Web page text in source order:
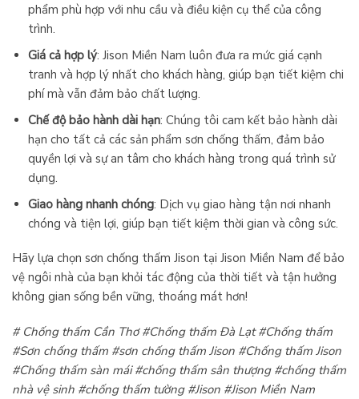
phẩm phù hợp với nhu cầu và điều kiện cụ thể của công
trình.
Giá cả hợp lý: Jison Miền Nam luôn đưa ra mức giá cạnh
tranh và hợp lý nhất cho khách hàng, giúp bạn tiết kiệm chi
phí mà vẫn đảm bảo chất lượng.
Chế độ bảo hành dài hạn: Chúng tôi cam kết bảo hành dài
hạn cho tất cả các sản phẩm sơn chống thấm, đảm bảo
quyền lợi và sự an tâm cho khách hàng trong quá trình sử
dụng.
Giao hàng nhanh chóng: Dịch vụ giao hàng tận nơi nhanh
chóng và tiện lợi, giúp bạn tiết kiệm thời gian và công sức.
Hãy lựa chọn sơn chống thấm Jison tại Jison Miền Nam để bảo
vệ ngôi nhà của bạn khỏi tác động của thời tiết và tận hưởng
không gian sống bền vững, thoáng mát hơn!
# Chống thấm Cần Thơ #Chống thấm Đà Lạt #Chống thấm
#Sơn chống thấm #sơn chống thấm Jison #Chống thấm Jison
#Chống thấm sàn mái #chống thấm sân thượng #chống thấm
nhà vệ sinh #chống thấm tường #Jison #Jison Miền Nam